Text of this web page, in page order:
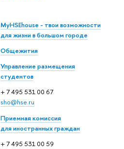
MyHSEhouse - твои возможности
для жизни в большом городе
Общежития
Управление размещения
студентов
+ 7 495 531 00 67
sho@hse.ru
Приемная комиссия
для иностранных граждан
+ 7 495 531 00 59